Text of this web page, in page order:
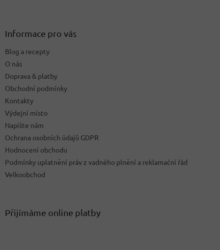
Informace pro vás
Blog a recepty
O nás
Doprava & platby
Obchodní podmínky
Kontakty
Výdejní místo
Napište nám
Ochrana osobních údajů GDPR
Hodnocení obchodu
Podmínky uplatnění práv z vadného plnění a reklamační řád
Velkoobchod
Přijímáme online platby